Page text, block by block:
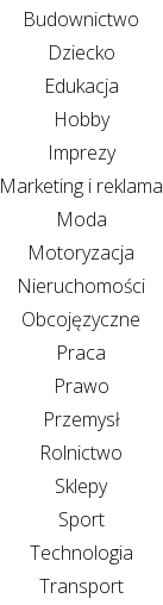
Budownictwo
Dziecko
Edukacja
Hobby
Imprezy
Marketing i reklama
Moda
Motoryzacja
Nieruchomości
Obcojęzyczne
Praca
Prawo
Przemysł
Rolnictwo
Sklepy
Sport
Technologia
Transport